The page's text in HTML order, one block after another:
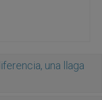
una llaga